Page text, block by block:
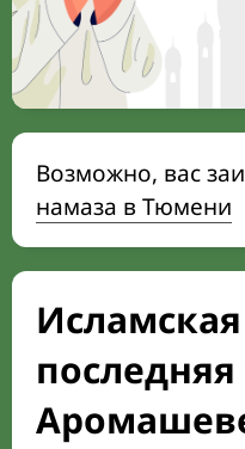
Возможно, вас
намаза в Тюмени